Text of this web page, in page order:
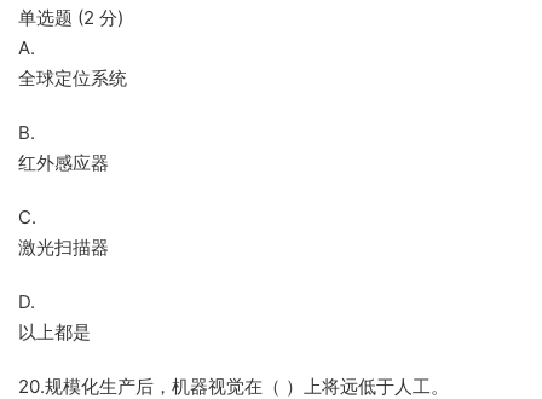
单选题 (2 分)
A.
全球定位系统
B.
红外感应器
C.
激光扫描器
D.
以上都是
20.规模化生产后，机器视觉在（ ）上将远低于人工。